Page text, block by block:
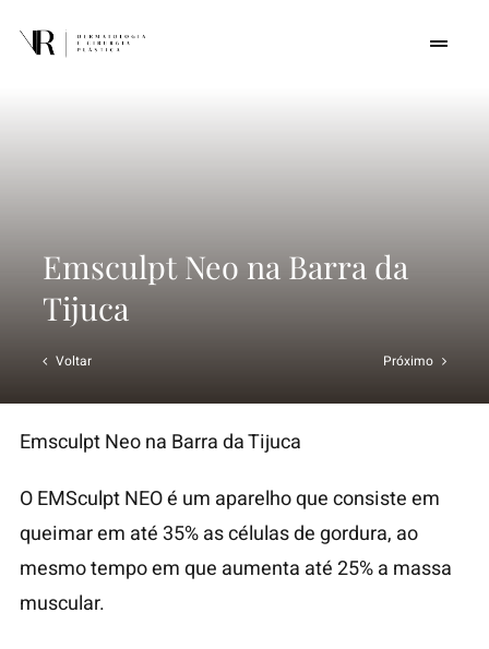
Toggle
Cursos
Contato
Emsculpt Neo na Barra da
Tijuca
Voltar Próximo
Emsculpt Neo na Barra da Tijuca
O EMSculpt NEO é um aparelho que consiste em
queimar em até 35% as células de gordura, ao
mesmo tempo em que aumenta até 25% a massa
muscular.